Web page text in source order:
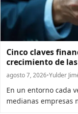
Cinco claves
crecimiento de
agosto 7, 2026•Yulder
En un entorno cada
medianas empresas